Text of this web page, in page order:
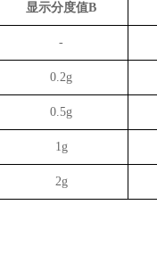
显示分度值B
-
0.2g
0.5g
1g
2g